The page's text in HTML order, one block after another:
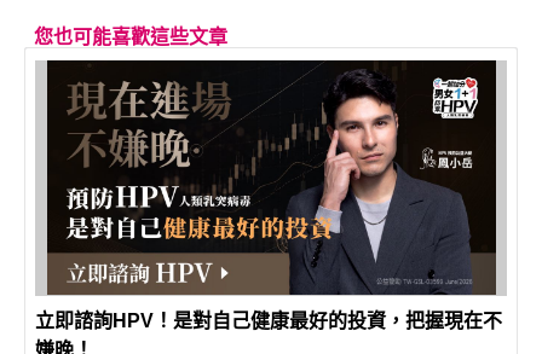
您也可能喜歡這些文章
立即諮詢HPV！是對自己健康最好的投資，把握現在不